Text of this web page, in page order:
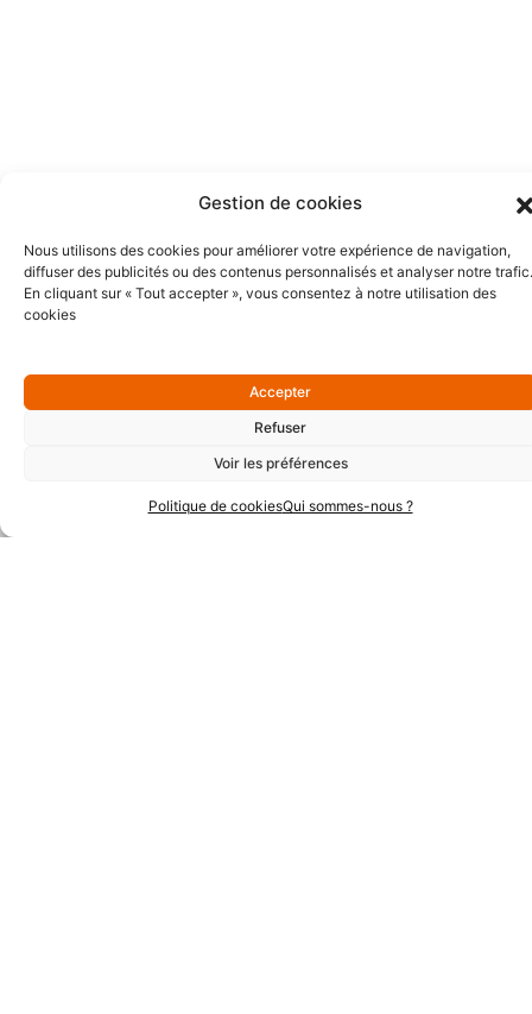
Gestion de cookies
Nous utilisons des cookies pour améliorer votre expérience de navigation,
diffuser des publicités ou des contenus personnalisés et analyser notre trafic.
En cliquant sur « Tout accepter », vous consentez à notre utilisation des
cookies
Accepter
Refuser
Voir les préférences
Politique de cookiesQui sommes-nous ?